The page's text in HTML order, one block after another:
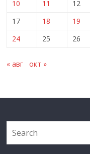
10
11 12
17
18 19
24
25 26
« авг окт »